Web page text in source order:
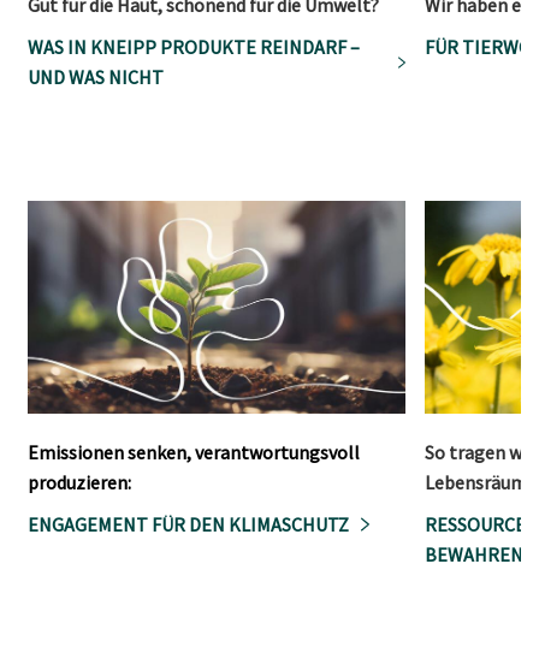
Gut für die Haut, schonend für die Umwelt?
WAS IN KNEIPP PRODUKTE REINDARF –
UND WAS NICHT
Wir haben
FÜR
Emissionen senken, verantwortungsvoll
produzieren:
ENGAGEMENT FÜR DEN KLIMASCHUTZ
So tragen
BEWAHREN